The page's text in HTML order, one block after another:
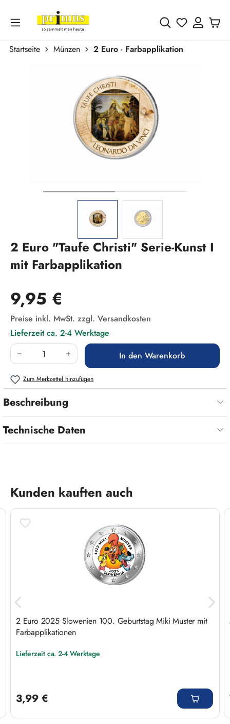
Zum Hauptinhalt springen
Du hast 0
Startseite Münzen
2 Euro - Farbapplikation
2 Euro "Taufe Christi" Serie-Kunst I
mit Farbapplikation
Regulärer Preis:
9,95 €
Preise inkl. MwSt. zzgl. Versandkosten
Lieferzeit ca. 2-4 Werktage
Produkt Anzahl: Gib den gewünschten Wert
In den Warenkorb
Zum Merkzettel hinzufügen
Beschreibung
Technische Daten
Produktgalerie überspringen
Kunden kauften auch
2 Euro 2025 Slowenien 100. Geburtstag Miki Muster mit
Farbapplikationen
Lieferzeit ca. 2-4 Werktage
3,99 €